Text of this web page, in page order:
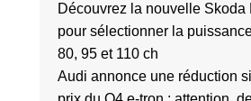
Découvrez la nouvelle Skoda
pour sélectionner la
80, 95 et 110 ch
Audi annonce une réduction